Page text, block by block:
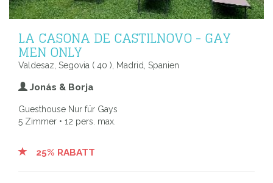
LA CASONA DE CASTILNOVO - GAY
MEN ONLY
Valdesaz, Segovia ( 40 ), Madrid, Spanien
Jonás & Borja
Guesthouse Nur für Gays
5 Zimmer • 12 pers. max.
25% RABATT